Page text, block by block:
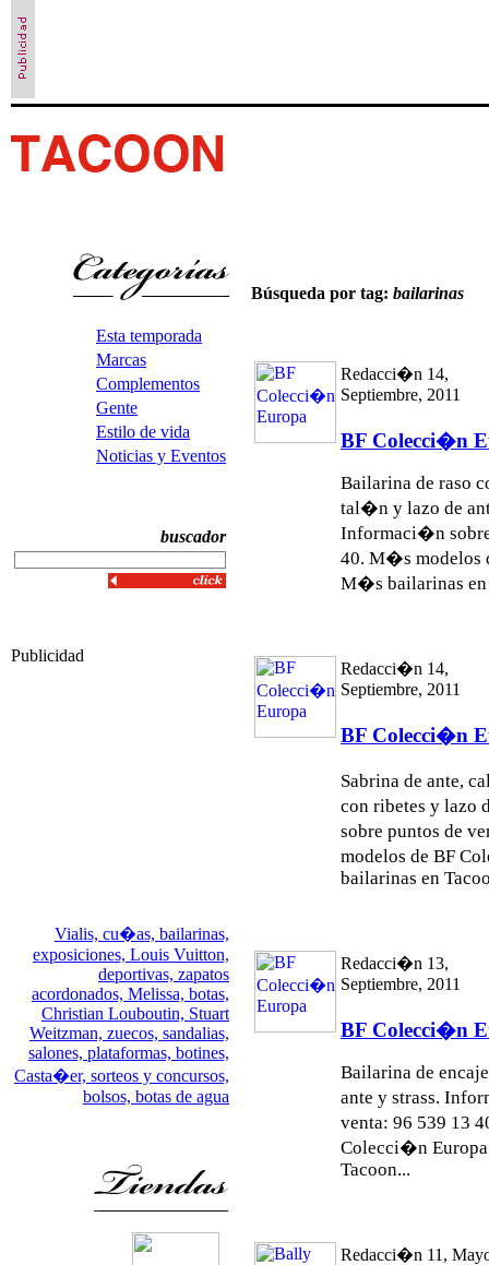
Esta temporada
Marcas
Complementos
Gente
Estilo de vida
Noticias y Eventos
buscador
Publicidad
Vialis, cu�as, bailarinas,
exposiciones, Louis Vuitton,
deportivas, zapatos
acordonados, Melissa, botas,
Christian Louboutin, Stuart
Weitzman, zuecos, sandalias,
salones, plataformas, botines,
Casta�er, sorteos y concursos,
bolsos, botas de agua
Búsqueda por tag: bailarinas
Redacci�n 14,
Septiembre, 2011
BF Colecci�n
Bailarina de raso
tal�n y lazo de
Informaci�n
40. M�s modelos
M�s bailarinas en
Redacci�n 14,
Septiembre, 2011
BF Colecci�n
Sabrina de ante,
con ribetes y lazo
sobre puntos de
modelos de BF
bailarinas en
Redacci�n 13,
Septiembre, 2011
BF Colecci�n
Bailarina de
ante y strass.
venta: 96 539 13
Colecci�n
Tacoon...
Redacci�n 11,